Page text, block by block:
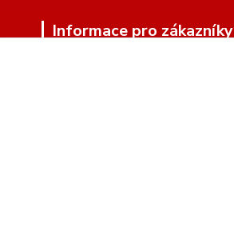
Informace pro zákazníky